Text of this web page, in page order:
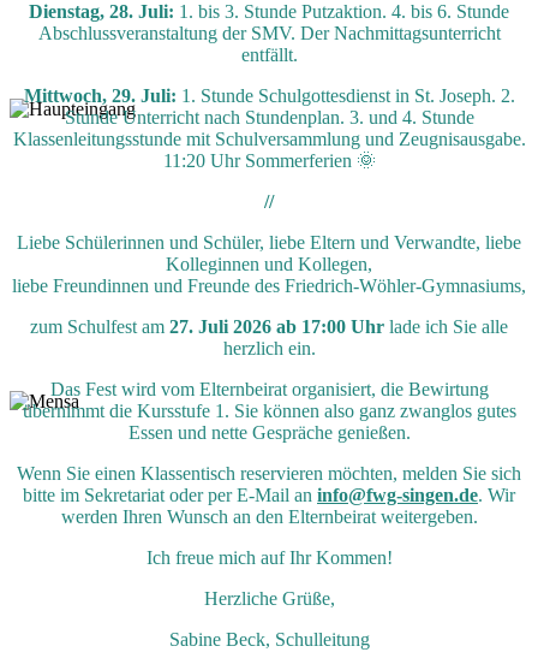
Dienstag, 28. Juli: 1. bis 3. Stunde Putzaktion. 4. bis 6. Stunde
Abschlussveranstaltung der SMV. Der Nachmittagsunterricht
entfällt.
Mittwoch, 29. Juli: 1. Stunde Schulgottesdienst in St. Joseph. 2.
Stunde Unterricht nach Stundenplan. 3. und 4. Stunde
Klassenleitungsstunde mit Schulversammlung und Zeugnisausgabe.
11:20 Uhr Sommerferien 🌞
//
Liebe Schülerinnen und Schüler, liebe Eltern und Verwandte, liebe
Kolleginnen und Kollegen,
liebe Freundinnen und Freunde des Friedrich-Wöhler-Gymnasiums,
zum Schulfest am 27. Juli 2026 ab 17:00 Uhr lade ich Sie alle
herzlich ein.
Das Fest wird vom Elternbeirat organisiert, die Bewirtung
übernimmt die Kursstufe 1. Sie können also ganz zwanglos gutes
Essen und nette Gespräche genießen.
Wenn Sie einen Klassentisch reservieren möchten, melden Sie sich
bitte im Sekretariat oder per E-Mail an info@fwg-singen.de. Wir
werden Ihren Wunsch an den Elternbeirat weitergeben.
Ich freue mich auf Ihr Kommen!
Herzliche Grüße,
Sabine Beck, Schulleitung